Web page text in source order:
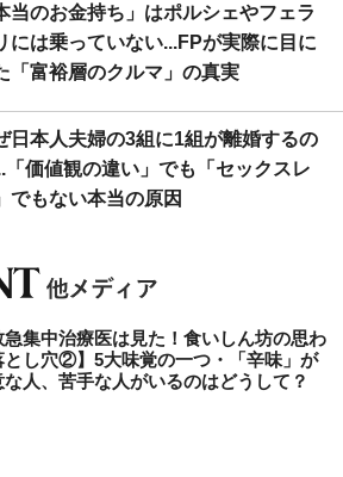
当のお金持ち」はポルシェやフェラ
には乗っていない...FPが実際に目に
「富裕層のクルマ」の真実
日本人夫婦の3組に1組が離婚するの
「価値観の違い」でも「セックスレ
でもない本当の原因
急集中治療医は見た！食いしん坊の思わ
とし穴②】5大味覚の一つ・「辛味」が
な人、苦手な人がいるのはどうして？